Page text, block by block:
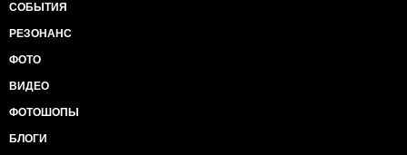
СОБЫТИЯ
РЕЗОНАНС
ФОТО
ВИДЕО
ФОТОШОПЫ
БЛОГИ